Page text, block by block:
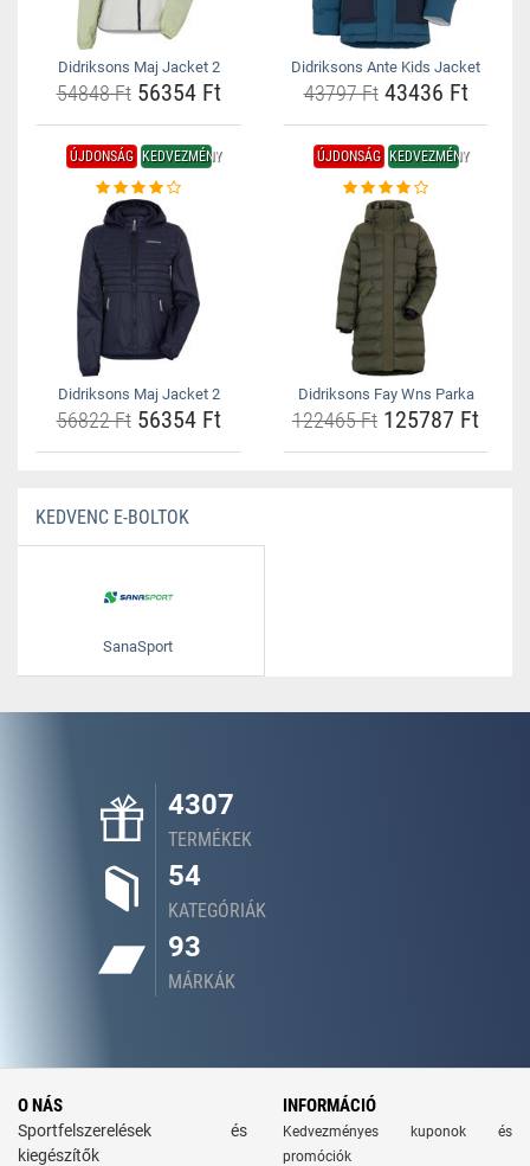
Didriksons Maj Jacket 2
54848 Ft56354 Ft
Didriksons Ante Kids Jacket
43797 Ft43436 Ft
ÚJDONSÁG KEDVEZMÉNY
Didriksons Maj Jacket 2
56822 Ft56354 Ft
ÚJDONSÁG KEDVEZMÉNY
Didriksons Fay Wns Parka
122465 Ft 125787 Ft
KEDVENC E-BOLTOK
SanaSport
4307
TERMÉKEK
54
KATEGÓRIÁK
93
MÁRKÁK
O NÁS
Sportfelszerelések és
kiegészítők
INFORMÁCIÓ
Kedvezményes kuponok és
promóciók